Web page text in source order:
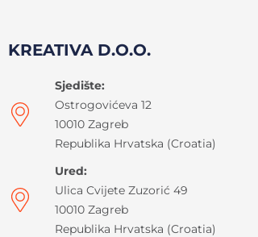
KREATIVA D.O.O.
Sjedište:
Ostrogovićeva 12
10010 Zagreb
Republika Hrvatska (Croatia)
Ured:
Ulica Cvijete Zuzorić 49
10010 Zagreb
Republika Hrvatska (Croatia)